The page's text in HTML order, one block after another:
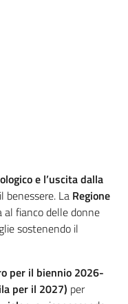
e l’uscita dalla
benessere. La Regione
fianco delle donne
sostenendo il
per il biennio 2026-
per il 2027) per